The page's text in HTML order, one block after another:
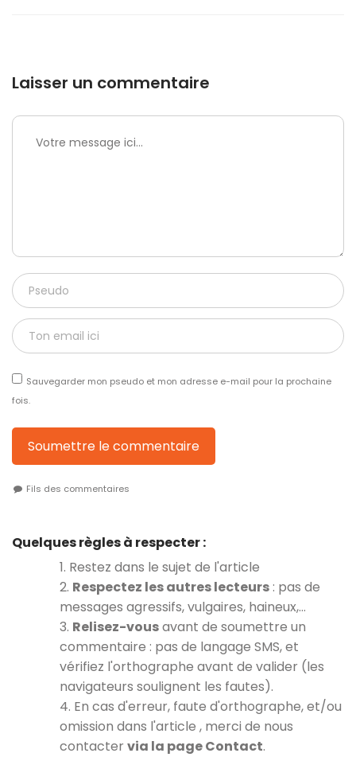
Laisser un commentaire
Sauvegarder mon pseudo et mon adresse e-mail pour la prochaine
fois.
Soumettre le commentaire
Fils des commentaires
Quelques règles à respecter :
1. Restez dans le sujet de l'article
2. Respectez les autres lecteurs : pas de
messages agressifs, vulgaires, haineux,…
3. Relisez-vousavant de soumettre un
commentaire : pas de langage SMS, et
vérifiez l'orthographe avant de valider (les
navigateurs soulignent les fautes).
4. En cas d'erreur, faute d'orthographe, et/ou
omission dans l'article , merci de nous
contacter via la page Contact.